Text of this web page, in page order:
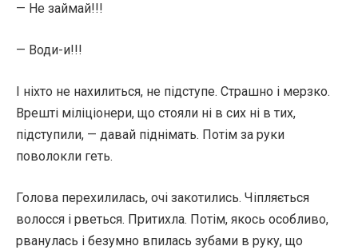
— Не займай!!!
— Води-и!!!
І ніхто не нахилиться, не підступе. Страшно і мерзко.
Врешті міліціонери, що стояли ні в сих ні в тих,
підступили, — давай піднімать. Потім за руки
поволокли геть.
Голова перехилилась, очі закотились. Чіпляється
волосся і рветься. Притихла. Потім, якось особливо,
рванулась і безумно впилась зубами в руку, що